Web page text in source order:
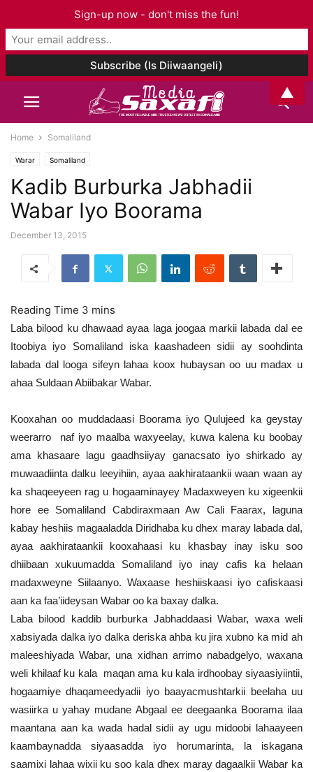
Home Somaliland
Warar Somaliland
Kadib Burburka Jabhadii
Wabar Iyo Boorama
December 13, 2015
Laba bilood ku dhawaad ayaa laga joogaa markii labada dal ee
Itoobiya iyo Somaliland iska kaashadeen sidii ay soohdinta
labada dal looga sifeyn lahaa koox hubaysan oo uu madax u
ahaa Suldaan Abiibakar Wabar.
Kooxahan oo muddadaasi Boorama iyo Qulujeed ka geystay
weerarro naf iyo maalba waxyeelay, kuwa kalena ku boobay
ama khasaare lagu gaadhsiiyay ganacsato iyo shirkado ay
muwaadiinta dalku leeyihiin, ayaa aakhirataankii waan waan ay
ka shaqeeyeen rag u hogaaminayey Madaxweyen ku xigeenkii
hore ee Somaliland Cabdiraxmaan Aw Cali Faarax, laguna
kabay heshiis magaaladda Diridhaba ku dhex maray labada dal,
ayaa aakhirataankii kooxahaasi ku khasbay inay isku soo
dhiibaan xukuumadda Somaliland iyo inay cafis ka helaan
madaxweyne Siilaanyo. Waxaase heshiiskaasi iyo cafiskaasi
aan ka faa’iideysan Wabar oo ka baxay dalka.
Laba bilood kaddib burburka Jabhaddaasi Wabar, waxa weli
xabsiyada dalka iyo dalka deriska ahba ku jira xubno ka mid ah
maleeshiyada Wabar, una xidhan arrimo nabadgelyo, waxana
weli khilaaf ku kala maqan ama ku kala irdhoobay siyaasiyiintii,
hogaamiye dhaqameedyadii iyo baayacmushtarkii beelaha uu
wasiirka u yahay mudane Abgaal ee deegaanka Boorama ilaa
maantana aan ka wada hadal sidii ay ugu midoobi lahaayeen
kaambaynadda siyaasadda iyo horumarinta, la iskagana
saamixi lahaa wixii ku soo kala dhex maray dagaalkii Wabar ka
Sign-up now - don't miss the fun!
▲